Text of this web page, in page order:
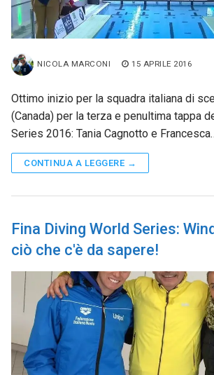
NICOLA MARCONI 15 APRILE 2016
Ottimo inizio per la squadra italiana di
(Canada) per la terza e penultima tappa
Series 2016: Tania Cagnotto e
CONTINUA A LEGGERE →
Fina Diving World Series:
ciò che c'è da sapere!